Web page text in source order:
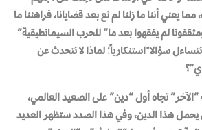
يعني أننا ما زلنا لم نع بعد قضايانا، فراهننا ما
لم يفقهوا بعد ما” للحرب السيمانطيقية”
سؤالا ً استنكارياً؛ لماذا لا نتحدث عن
تجاه أول “دين” على الصعيد العالمي،
هذا الدين، وفي هذا الصدد ستظهر العديد